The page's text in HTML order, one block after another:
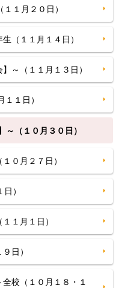
１月２０日）
（１１月１４日）
～（１１月１３日）
１１日）
～（１０月３０日）
０月２７日）
）
１月１日）
日）
校（１０月１８・１